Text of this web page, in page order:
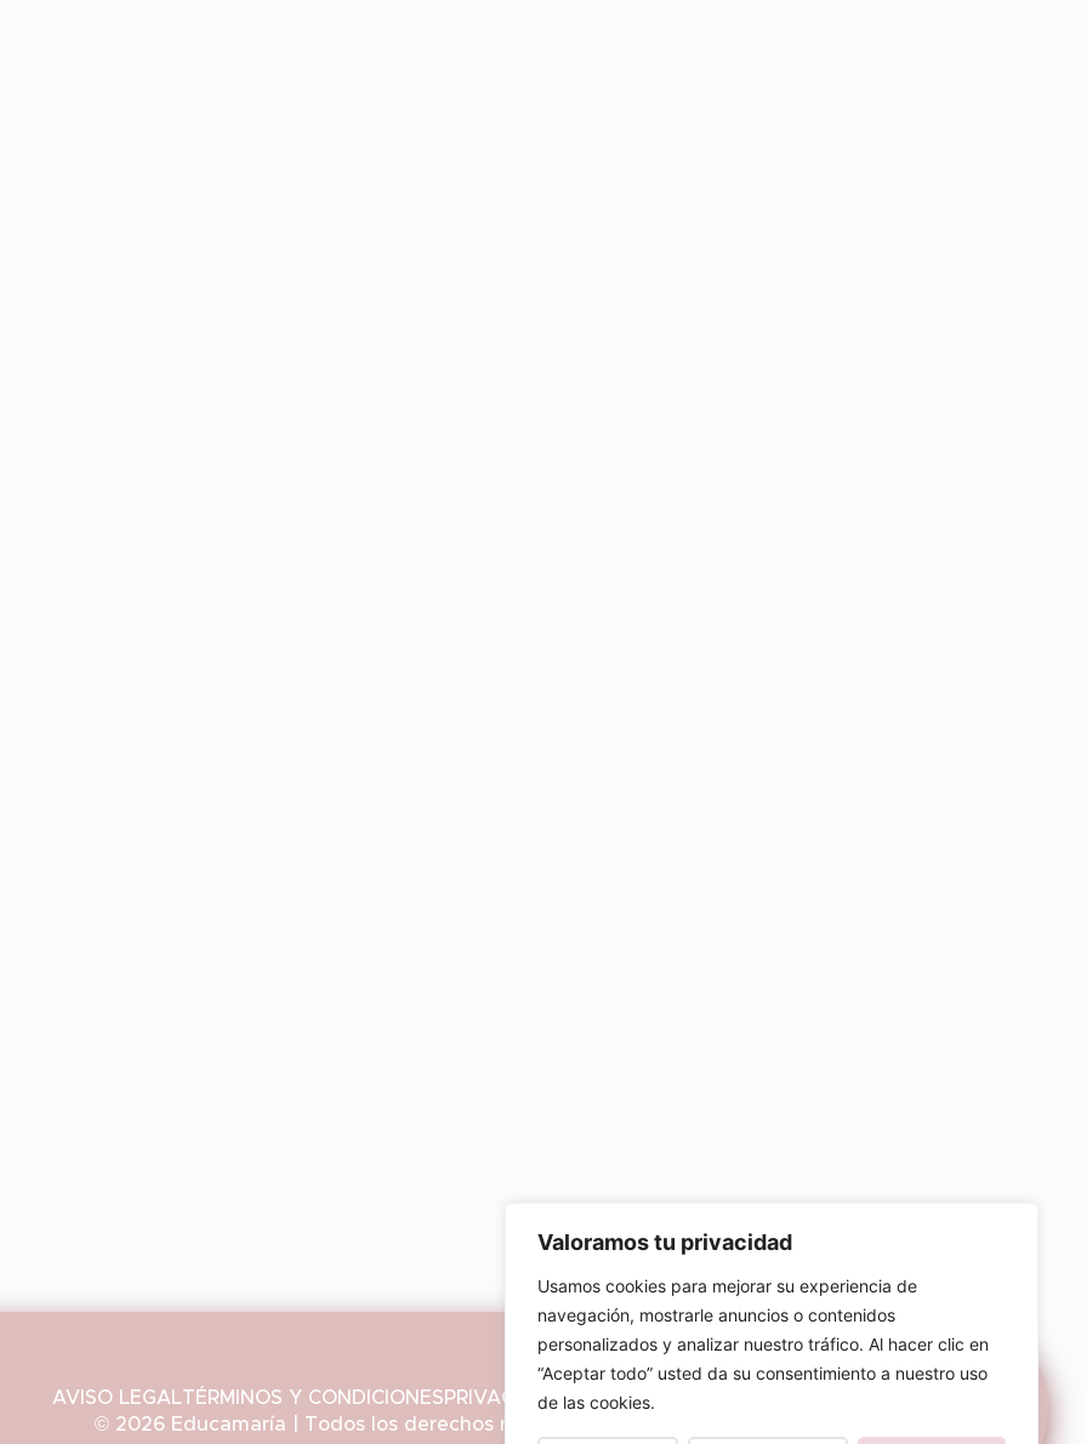
Valoramos tu privacidad
Usamos cookies para mejorar su experiencia de
navegación, mostrarle anuncios o contenidos
personalizados y analizar nuestro tráfico. Al hacer clic en
“Aceptar todo” usted da su consentimiento a nuestro uso
de las cookies.
AVISO LEGALTÉRMINOS Y CONDICIONESPRIVACIDAD COOKIES
© 2026 Educamaría | Todos los derechos reservados